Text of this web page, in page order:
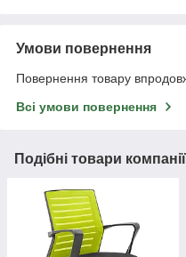
Умови повернення
Повернення товару
Всі умови повернення
Подібні товари компанії